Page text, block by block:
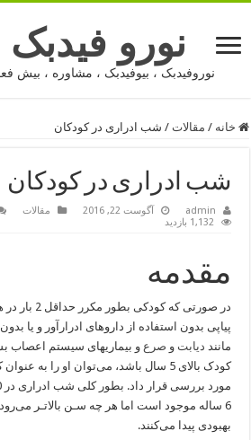
نورو فیدبک
نوروفیدبک ، بیوفیدبک ، مشاوره ، بیش
خانه / مقالات / شب ادراری در کودکان
شب ادراری در کودکان
admin آگوست 22, 2016 مقالات
1,132 بازدید
مقدمه
پیاپی بدون استفاده از داروهای ادرارآور و یا
مانند دیابت و صرع و بیماریهای سیستم اعصاب
کودک بالای 5 سال باشد، می‌توان او را
6 ساله موجود است اما هر چه سـن بالاتـر
بهبودی پیدا می‌کنند.